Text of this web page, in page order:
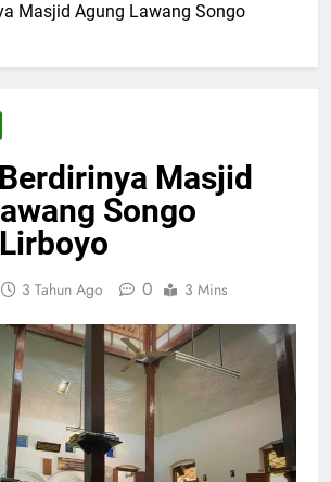
Masjid Agung Lawang Songo
Masjid
Songo
3 Tahun Ago 0 3 Mins